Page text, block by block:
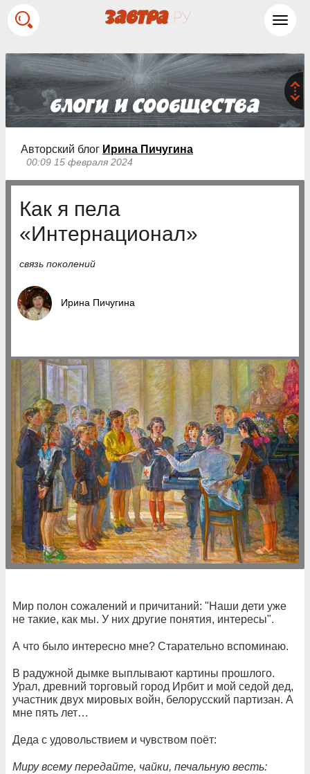
Авторский блог Ирина Пичугина
00:09 15 февраля 2024
Как я пела
«Интернационал»
связь поколений
Ирина Пичугина
Мир полон сожалений и причитаний: "Наши дети уже
не такие, как мы. У них другие понятия, интересы".
А что было интересно мне? Старательно вспоминаю.
В радужной дымке выплывают картины прошлого.
Урал, древний торговый город Ирбит и мой седой дед,
участник двух мировых войн, белорусский партизан. А
мне пять лет…
Деда с удовольствием и чувством поёт:
Миру всему передайте, чайки, печальную весть: